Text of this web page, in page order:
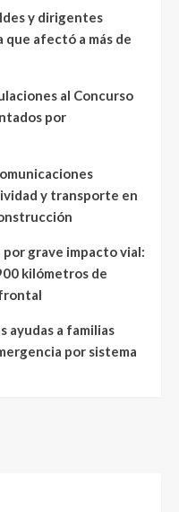
y dirigentes
afectó a más de
al Concurso
por
y transporte en
grave impacto vial:
kilómetros de
ayudas a familias
por sistema